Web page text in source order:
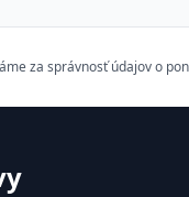
za správnosť údajov o